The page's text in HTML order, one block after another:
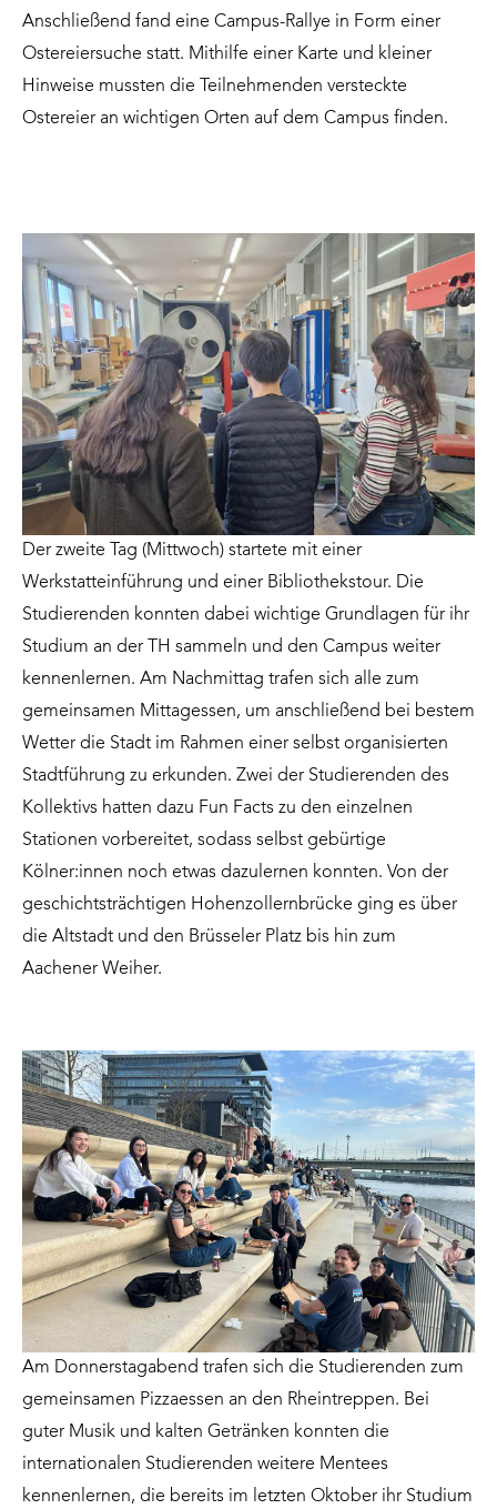
Anschließend fand eine Campus-Rallye in Form einer
Ostereiersuche statt. Mithilfe einer Karte und kleiner
Hinweise mussten die Teilnehmenden versteckte
Ostereier an wichtigen Orten auf dem Campus finden.
Der zweite Tag (Mittwoch) startete mit einer
Werkstatteinführung und einer Bibliothekstour. Die
Studierenden konnten dabei wichtige Grundlagen für ihr
Studium an der TH sammeln und den Campus weiter
kennenlernen. Am Nachmittag trafen sich alle zum
gemeinsamen Mittagessen, um anschließend bei bestem
Wetter die Stadt im Rahmen einer selbst organisierten
Stadtführung zu erkunden. Zwei der Studierenden des
Kollektivs hatten dazu Fun Facts zu den einzelnen
Stationen vorbereitet, sodass selbst gebürtige
Kölner:innen noch etwas dazulernen konnten. Von der
geschichtsträchtigen Hohenzollernbrücke ging es über
die Altstadt und den Brüsseler Platz bis hin zum
Aachener Weiher.
Am Donnerstagabend trafen sich die Studierenden zum
gemeinsamen Pizzaessen an den Rheintreppen. Bei
guter Musik und kalten Getränken konnten die
internationalen Studierenden weitere Mentees
kennenlernen, die bereits im letzten Oktober ihr Studium